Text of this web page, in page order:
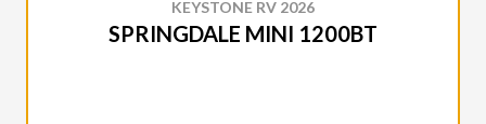
KEYSTONE RV 2026
SPRINGDALE MINI 1200BT